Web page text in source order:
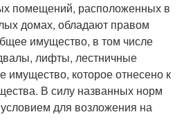
помещений, расположенных в
домах, обладают правом
имущество, в том числе
лифты, лестничные
имущество, которое отнесено к
В силу названных норм
для возложения на